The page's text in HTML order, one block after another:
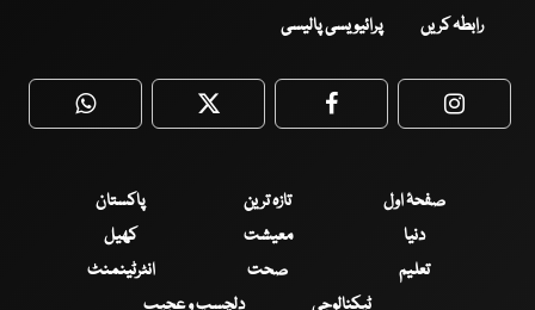
رابطہ کریں پرائیویسی پالیسی
WhatsApp Twitter Facebook
صفحۂ اول تازہ ترین
پاکستان
دنیا
معیشت
کھیل
تعلیم
صحت
انٹرٹینمنٹ